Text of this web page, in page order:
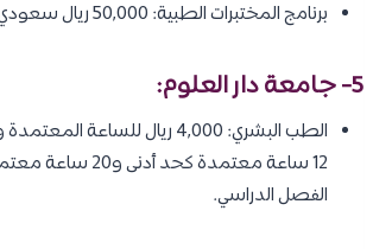
برنامج المختبرات الطبية: 50,000 ريال سعودي سنويًا.
5- جامعة دار العلوم:
الطب البشري: 4,000 ريال للساعة
12 ساعة معتمدة كحد
الفصل الدراسي.